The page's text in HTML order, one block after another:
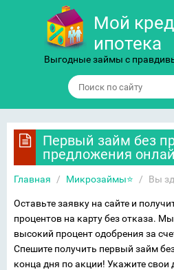
Мой
ипотека
Выгодные займы с
Первый займ без
предложения
Главная / Микрозаймы⭐ / Вы
Оставьте заявку на сайте и
процентов на карту без отказа.
высокий процент одобрения за
Спешите получить первый займ
конца дня по акции! Укажите свои